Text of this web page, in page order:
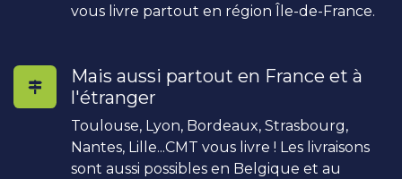
vous livre partout en région Île-de-France.
Mais aussi partout en France et à
l'étranger
Toulouse, Lyon, Bordeaux, Strasbourg,
Nantes, Lille...CMT vous livre ! Les livraisons
sont aussi possibles en Belgique et au